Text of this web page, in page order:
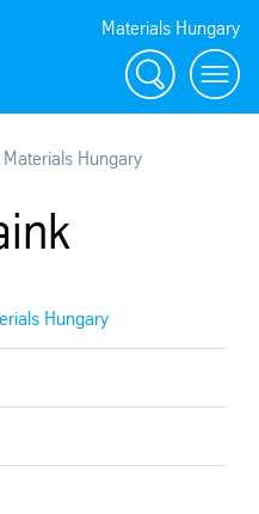
Materials Hungary
Search
Hungary
Hungary